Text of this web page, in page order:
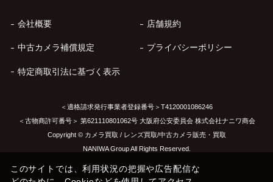
会社概要 店舗規約
中古カメラ補償規定 プライバシーポリシー
特定商取引法に基づく表示
＜適格請求発行事業者登録番号＞T4120001086246
＜古物商許可番号＞ 第621110801062号 大阪府公安委員会 株式会社ナニワ商会
Copyright © カメラ買取 / レンズ買取/中古カメラ販売・買取
NANIWA Group All Rights Reserved.
このサイトでは、利用状況の把握や広告配信な